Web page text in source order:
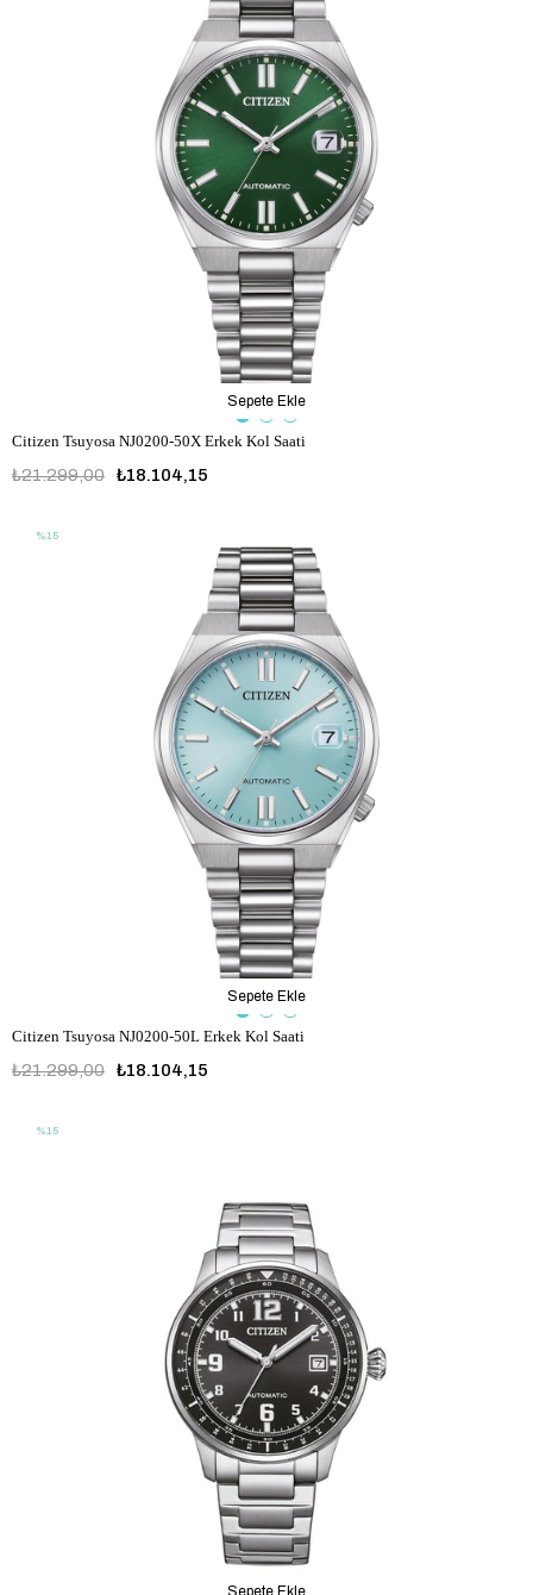
Citizen Tsuyosa NJ0200-50X Erkek Kol Saati
₺18.104,15
₺21.299,00
Sepete Ekle
Citizen Tsuyosa NJ0200-50L Erkek Kol Saati
₺18.104,15
₺21.299,00
Sepete Ekle
%15
Sepete Ekle
%15